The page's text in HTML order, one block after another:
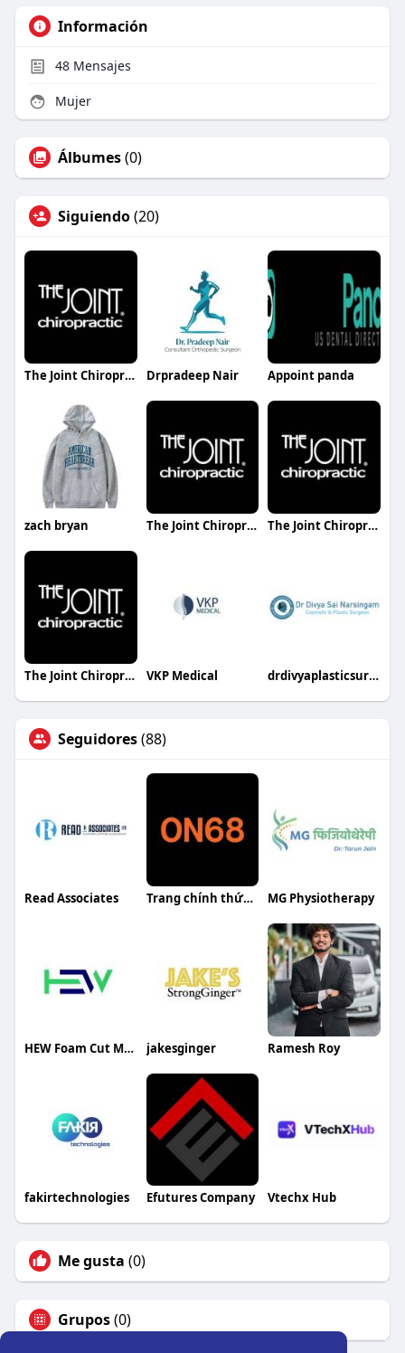
Información
48Mensajes
Mujer
Álbumes(0)
Siguiendo(20)
The Joint Chiropractic Cookeville Drpradeep Nair Appoint panda
zach bryan The Joint Chiropractic East Nashville The Joint Chiropractic West End
The Joint Chiropractic Wichita SW VKP Medical drdivyaplasticsurgeon7
Seguidores(88)
Read Associates Trang chính thức ON68 MG Physiotherapy
HEW Foam Cut Machine jakesginger Ramesh Roy
fakirtechnologies Efutures Company Vtechx Hub
Me gusta (0)
Grupos(0)